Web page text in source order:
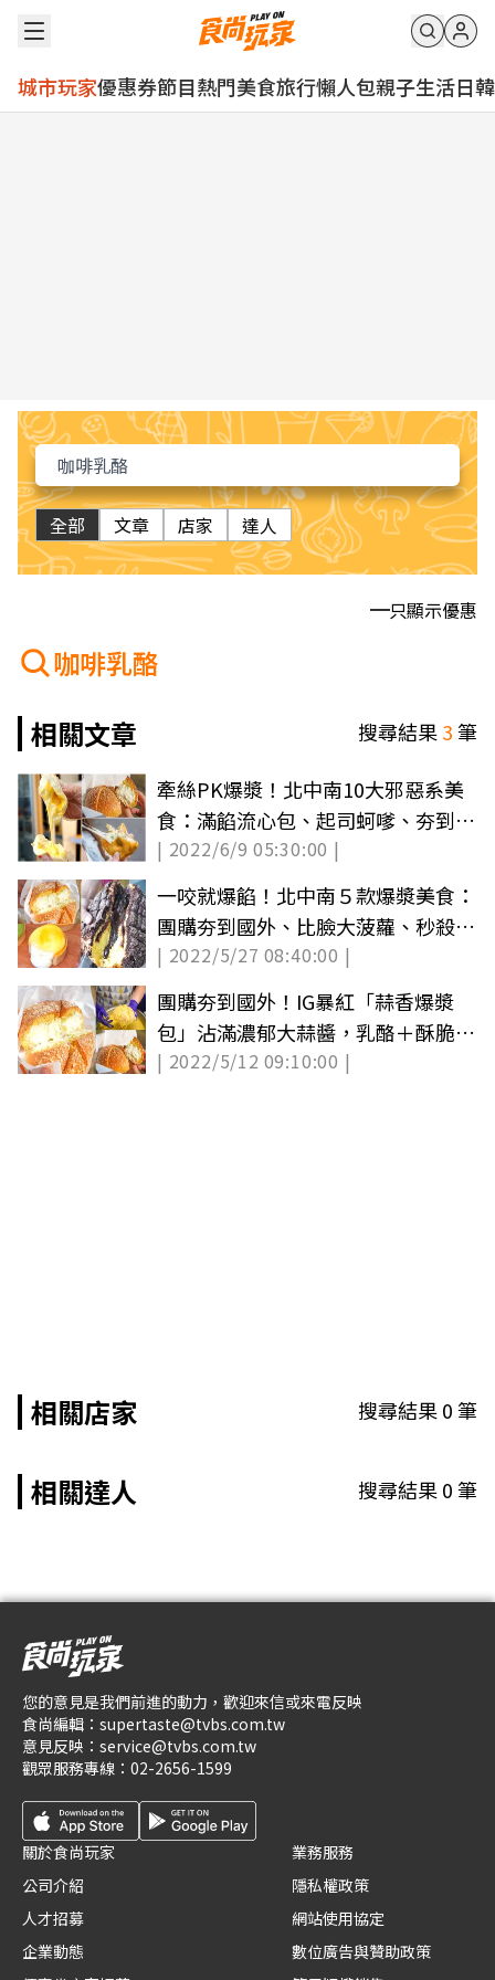
城市玩家優惠券節目熱門美食旅行懶人包親子生活日韓
全部 文章 店家 達人
只顯示優惠
咖啡乳酪
相關文章
搜尋結果3筆
牽絲PK爆漿！北中南10大邪惡系美
食：滿餡流心包、起司蚵嗲、夯到香
港爆乳包
| 2022/6/9 05:30:00 |
一咬就爆餡！北中南５款爆漿美食：
團購夯到國外、比臉大菠蘿、秒殺級
乳酪塔
| 2022/5/27 08:40:00 |
團購夯到國外！IG暴紅「蒜香爆漿
包」沾滿濃郁大蒜醬，乳酪＋酥脆麵
包太邪惡
| 2022/5/12 09:10:00 |
相關店家 搜尋結果0筆
相關達人 搜尋結果0筆
您的意見是我們前進的動力，歡迎來信或來電反映
食尚編輯： supertaste@tvbs.com.tw
意見反映： service@tvbs.com.tw
觀眾服務專線： 02-2656-1599
關於食尚玩家
公司介紹
人才招募
企業動態
業務服務
隱私權政策
網站使用協定
數位廣告與贊助政策